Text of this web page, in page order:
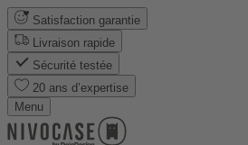
Satisfaction garantie
Livraison rapide
Sécurité testée
20 ans d’expertise
Menu